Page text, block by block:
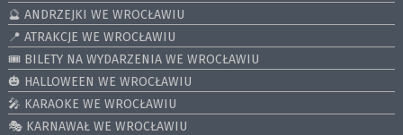
🔮 ANDRZEJKI WE WROCŁAWIU
📍 ATRAKCJE WE WROCŁAWIU
🎟️ BILETY NA WYDARZENIA WE WROCŁAWIU
🎃 HALLOWEEN WE WROCŁAWIU
🎤 KARAOKE WE WROCŁAWIU
🎭 KARNAWAŁ WE WROCŁAWIU